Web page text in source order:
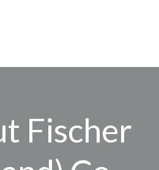
Fischer